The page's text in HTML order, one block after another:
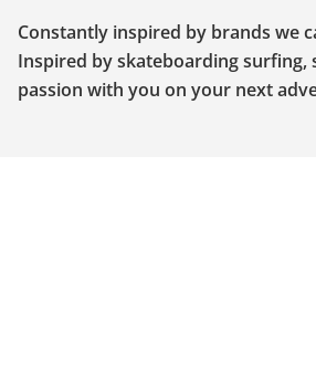
Constantly inspired by brands we
Inspired by skateboarding surfing,
passion with you on your next